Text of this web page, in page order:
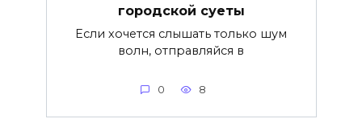
городской суеты
Если хочется слышать только шум
волн, отправляйся в
0 8